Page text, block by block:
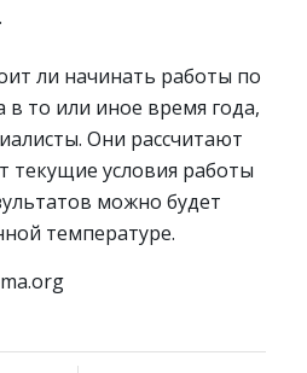
ли начинать работы по
в то или иное время года,
Они рассчитают
текущие условия работы
можно будет
температуре.